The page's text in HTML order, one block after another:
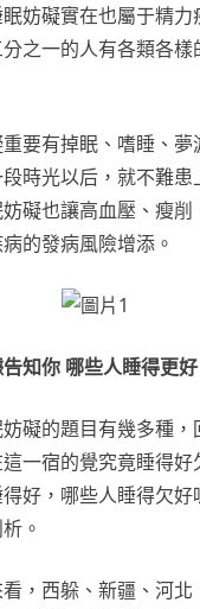
妨礙實在也屬于精力
之一的人有各類各樣
要有掉眠、嗜睡、夢
時光以后，就不難患
礙也讓高血壓、瘦削
的發病風險增添。
知你 哪些人睡得更好
礙的題目有幾多種，
一宿的覺究竟睡得好
好，哪些人睡得欠好
。
，西躲、新疆、河北